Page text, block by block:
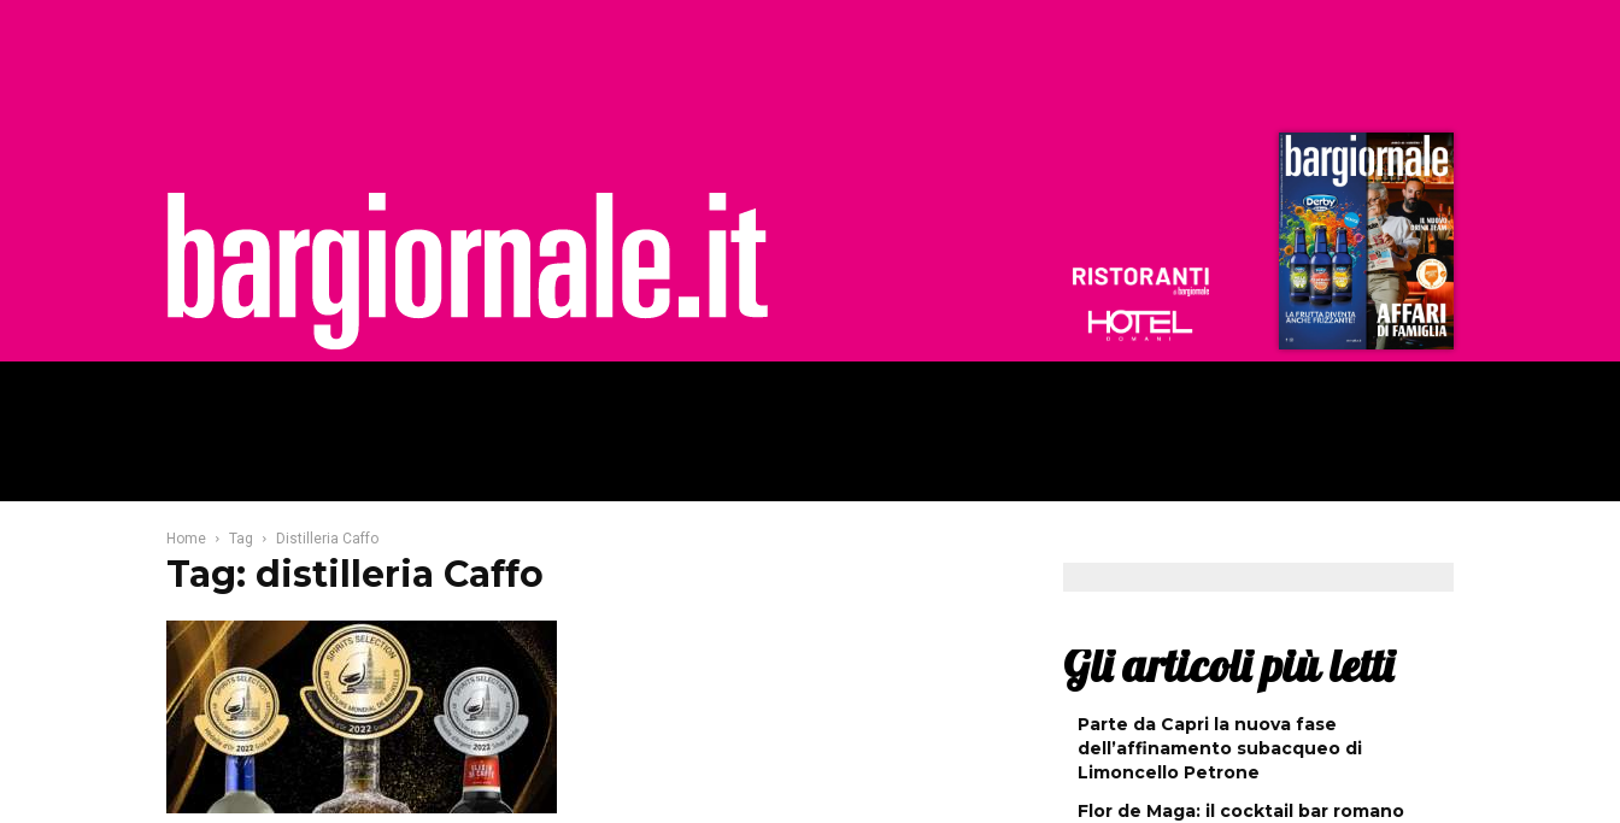
Ristoranti
Hoteldomani
Home Tag Distilleria Caffo
Tag: distilleria Caffo
Gli articoli più letti
Parte da Capri la nuova fase
dell’affinamento subacqueo di
Limoncello Petrone
Flor de Maga: il cocktail bar romano